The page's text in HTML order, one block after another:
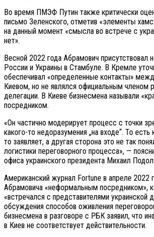
Во время ПМЭФ Путин также критически
письмо Зеленского, отметив «элементы
на данный момент «смысла во встрече с
нет».
Весной 2022 года Абрамович присутствовал
России и Украины в Стамбуле. В Кремле
обеспечивал «определенные контакты»
Киевом, но не являлся официальным членом
делегации. В Киеве бизнесмена называли
посредником.
«Он частично модерирует процесс с точки
какого-то недоразумения „на входе“. То есть
то заявляет, а другая сторона это не так
логистики переговорного процесса», —
офиса украинского президента Михаил
Американский журнал Fortune в апреле 2022
Абрамовича «неформальным посредником»,
«встречался с представителями украинской
обсуждения способов оживления
бизнесмена в разговоре с РБК заявил, что
в Киев не соответствует действительности.